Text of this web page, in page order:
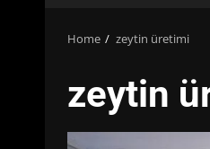
Home zeytin üretimi
zeytin